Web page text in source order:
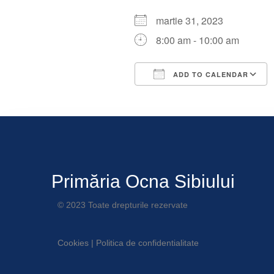
martie 31, 2023
8:00 am - 10:00 am
ADD TO CALENDAR
Primăria Ocna Sibiului
© 2023 Toate drepturile rezervate
Cookies| Politica de confidentialitate